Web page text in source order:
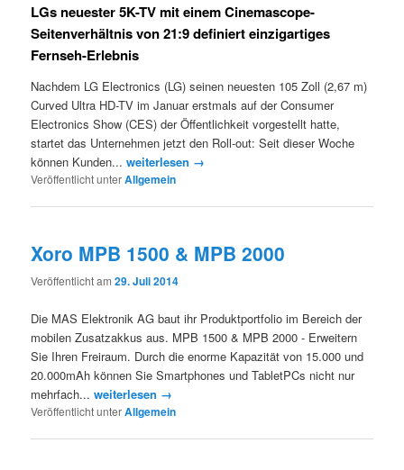
LGs neuester 5K-TV mit einem Cinemascope-
Seitenverhältnis von 21:9 definiert einzigartiges
Fernseh-Erlebnis
Nachdem LG Electronics (LG) seinen neuesten 105 Zoll (2,67 m)
Curved Ultra HD-TV im Januar erstmals auf der Consumer
Electronics Show (CES) der Öffentlichkeit vorgestellt hatte,
startet das Unternehmen jetzt den Roll-out: Seit dieser Woche
können Kunden...weiterlesen →
Veröffentlicht unterAllgemein
Xoro MPB 1500 & MPB 2000
Veröffentlicht am29. Juli 2014
Die MAS Elektronik AG baut ihr Produktportfolio im Bereich der
mobilen Zusatzakkus aus. MPB 1500 & MPB 2000 - Erweitern
Sie Ihren Freiraum. Durch die enorme Kapazität von 15.000 und
20.000mAh können Sie Smartphones und TabletPCs nicht nur
mehrfach...weiterlesen →
Veröffentlicht unterAllgemein